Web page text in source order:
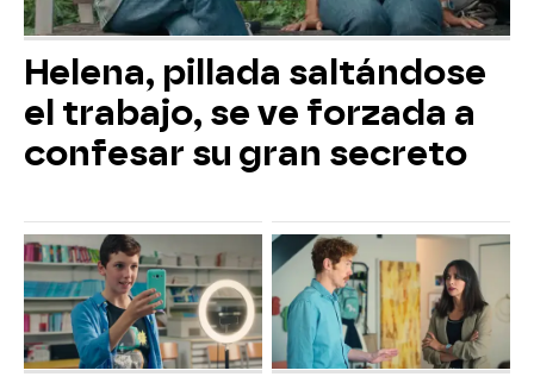
Helena, pillada saltándose
el trabajo, se ve forzada a
confesar su gran secreto